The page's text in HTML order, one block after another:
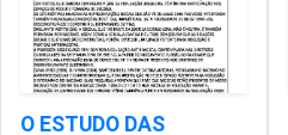
O ESTUDO DAS